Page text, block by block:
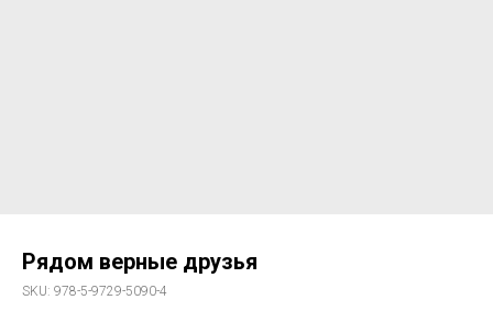
Рядом верные друзья
SKU: 978-5-9729-5090-4